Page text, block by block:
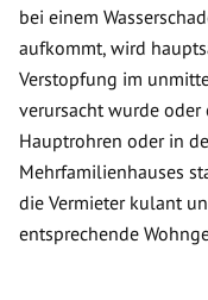
bei einem
aufkommt, wird
Verstopfung im
verursacht wurde oder
Hauptrohren oder in
Mehrfamilienhauses
die Vermieter kulant
entsprechende